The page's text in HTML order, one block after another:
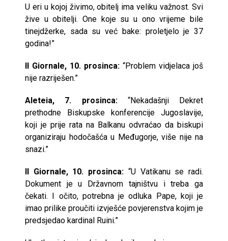
U eri u kojoj živimo, obitelj ima veliku važnost. Svi
žive u obitelji. One koje su u ono vrijeme bile
tinejdžerke, sada su već bake: proletjelo je 37
godina!”
Il Giornale, 10. prosinca: “Problem vidjelaca još
nije razriješen.”
Aleteia, 7. prosinca:“Nekadašnji Dekret
prethodne Biskupske konferencije Jugoslavije,
koji je prije rata na Balkanu odvraćao da biskupi
organiziraju hodočašća u Međugorje, više nije na
snazi.”
Il Giornale, 10. prosinca: “U Vatikanu se radi.
Dokument je u Državnom tajništvu i treba ga
čekati. I očito, potrebna je odluka Pape, koji je
imao prilike proučiti izvješće povjerenstva kojim je
predsjedao kardinal Ruini.”